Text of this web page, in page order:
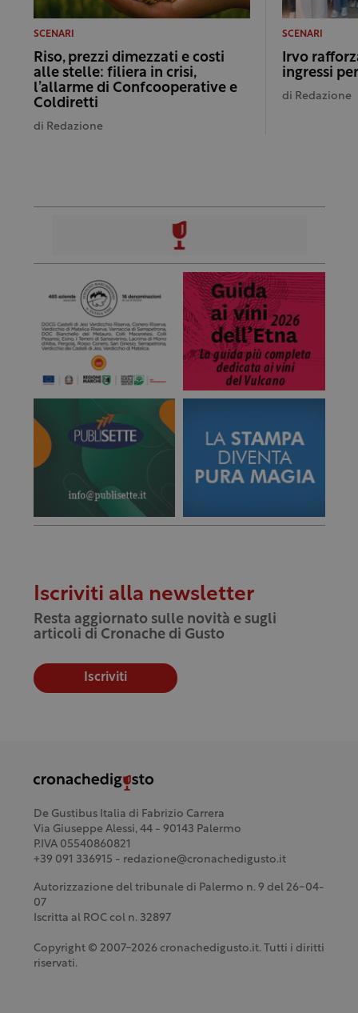
SCENARI
Riso, prezzi dimezzati e costi
alle stelle: filiera in crisi,
l’allarme di Confcooperative e
Coldiretti
di Redazione
SCENARI
Irvo
ingressi
di Redazione
Iscriviti alla newsletter
Resta aggiornato sulle novità e sugli
articoli di Cronache di Gusto
Iscriviti
De Gustibus Italia di Fabrizio Carrera
Via Giuseppe Alessi, 44 - 90143 Palermo
P.IVA 05540860821
+39 091 336915 - redazione@cronachedigusto.it
Autorizzazione del tribunale di Palermo n. 9 del 26-04-
07
Iscritta al ROC col n. 32897
Copyright © 2007-2026 cronachedigusto.it. Tutti i diritti
riservati.